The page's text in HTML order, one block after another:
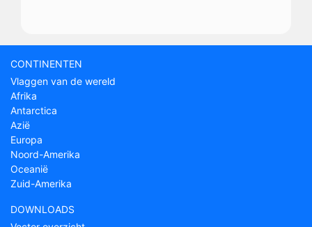
CONTINENTEN
Vlaggen van de wereld
Afrika
Antarctica
Azië
Europa
Noord-Amerika
Oceanië
Zuid-Amerika
DOWNLOADS